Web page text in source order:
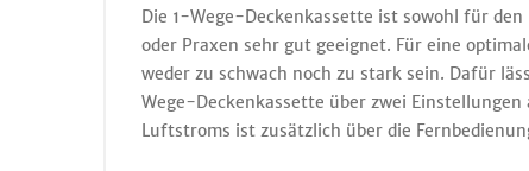
Die 1-Wege-Deckenkassette ist sowohl für
oder Praxen sehr gut geeignet. Für eine
weder zu schwach noch zu stark sein. Dafür
Wege-Deckenkassette über zwei Einstellungen
Luftstroms ist zusätzlich über die